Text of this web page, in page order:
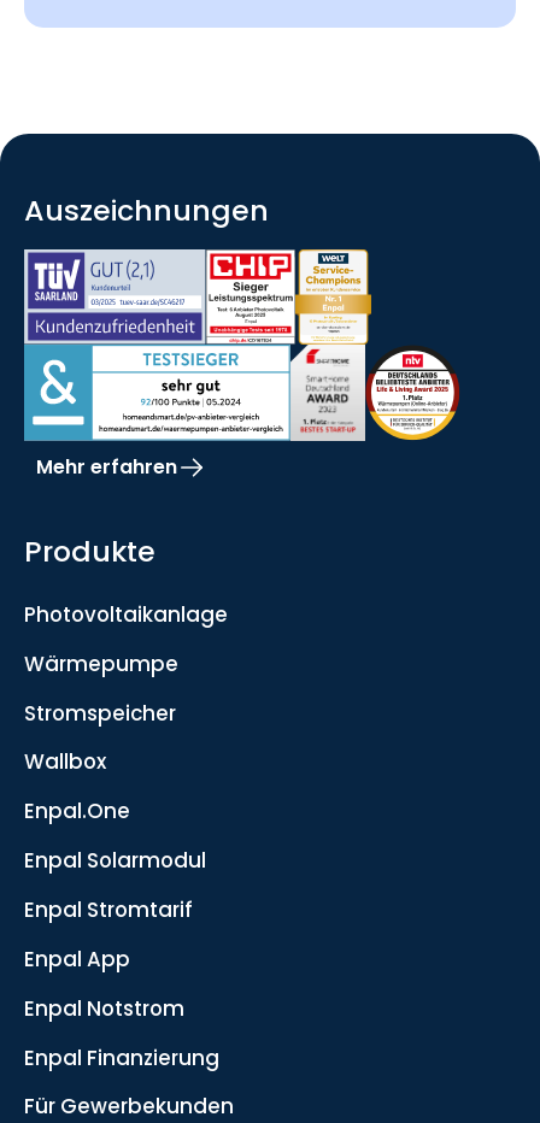
Auszeichnungen
Mehr erfahren
Produkte
Photovoltaikanlage
Wärmepumpe
Stromspeicher
Wallbox
Enpal.One
Enpal Solarmodul
Enpal Stromtarif
Enpal App
Enpal Notstrom
Enpal Finanzierung
Für Gewerbekunden